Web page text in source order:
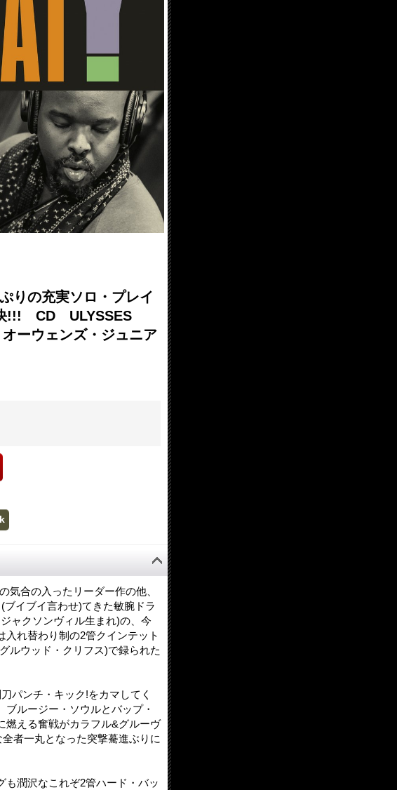
りの充実ソロ・プレイ
快!!! CD ULYSSES
ーウェンズ・ジュニア
気合の入ったリーダー作の他、
イブイ言わせ)てきた敏腕ドラ
ャクソンヴィル生まれ)の、今
れ替わり制の2管クインテット
ルウッド・クリフス)で録られた
パンチ・キック!をカマしてく
ルージー・ソウルとバップ・
燃える奮戦がカラフル&グルーヴ
者一丸となった突撃驀進ぶりに
潤沢なこれぞ2管ハード・バッ